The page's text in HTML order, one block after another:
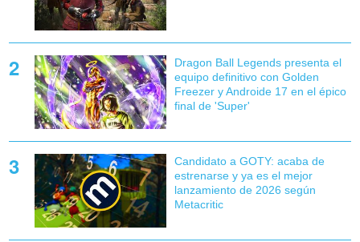
Dragon Ball Legends presenta el
equipo definitivo con Golden
Freezer y Androide 17 en el épico
final de 'Super'
Candidato a GOTY: acaba de
estrenarse y ya es el mejor
lanzamiento de 2026 según
Metacritic